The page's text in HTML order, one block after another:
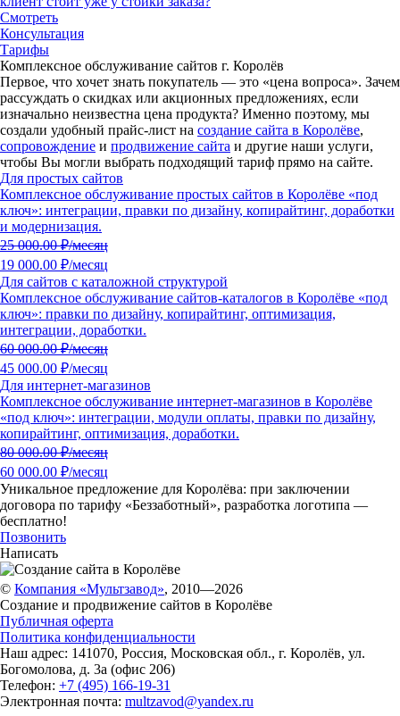
Смотреть
Консультация
Тарифы
Комплексное обслуживание сайтов г. Королёв
Первое, что хочет знать покупатель — это «цена вопроса». Зачем
рассуждать о скидках или акционных предложениях, если
изначально неизвестна цена продукта? Именно поэтому, мы
создали удобный прайс-лист на создание сайта в Королёве,
сопровождение и продвижение сайта и другие наши услуги,
чтобы Вы могли выбрать подходящий тариф прямо на сайте.
Для простых сайтов
Комплексное обслуживание простых сайтов в Королёве «под
ключ»: интеграции, правки по дизайну, копирайтинг, доработки
и модернизация.
25 000.00₽/месяц
19 000.00 ₽/месяц
Для сайтов с каталожной структурой
Комплексное обслуживание сайтов-каталогов в Королёве «под
ключ»: правки по дизайну, копирайтинг, оптимизация,
интеграции, доработки.
60 000.00₽/месяц
45 000.00 ₽/месяц
Для интернет-магазинов
Комплексное обслуживание интернет-магазинов в Королёве
«под ключ»: интеграции, модули оплаты, правки по дизайну,
копирайтинг, оптимизация, доработки.
80 000.00₽/месяц
60 000.00 ₽/месяц
Уникальное предложение для Королёва: при заключении
договора по тарифу «Беззаботный», разработка логотипа —
бесплатно!
Позвонить
Написать
© Компания «Мультзавод», 2010—2026
Создание и продвижение сайтов в Королёве
Публичная оферта
Политика конфиденциальности
Наш адрес: 141070, Россия, Московская обл., г. Королёв, ул.
Богомолова, д. 3а (офис 206)
Телефон: +7 (495) 166-19-31
Электронная почта: multzavod@yandex.ru